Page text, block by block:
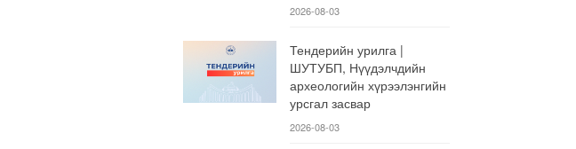
2026-08-03
Тендерийн урилга |
ШУТУБП, Нүүдэлчдийн
археологийн хүрээлэнгийн
урсгал засвар
2026-08-03